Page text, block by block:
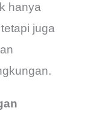
hanya
juga